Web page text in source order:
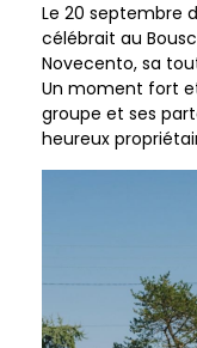
Le 20 septembre
célébrait au
Novecento, sa
Un moment fort
groupe et ses
heureux